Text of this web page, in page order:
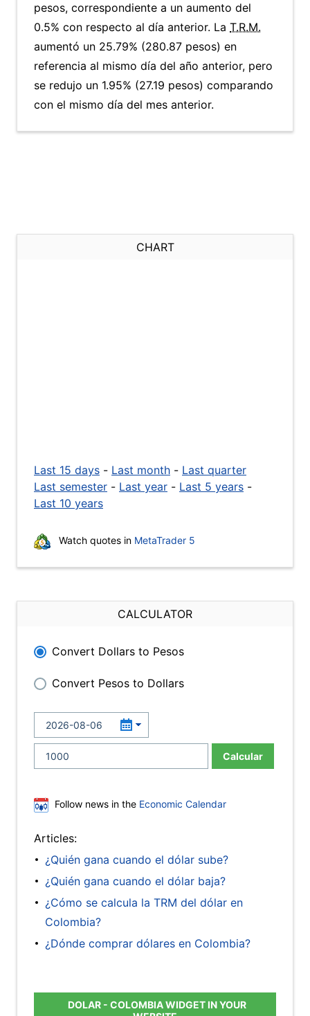
pesos, correspondiente a un aumento del
0.5% con respecto al día anterior. La T.R.M.
aumentó un 25.79% (280.87 pesos) en
referencia al mismo día del año anterior, pero
se redujo un 1.95% (27.19 pesos) comparando
con el mismo día del mes anterior.
CHART
Last 15 days - Last month - Last quarter
Last semester - Last year - Last 5 years -
Last 10 years
Watch quotes in MetaTrader 5
CALCULATOR
Convert Dollars to Pesos
Convert Pesos to Dollars
Calcular
Follow news in the Economic Calendar
Articles:
¿Quién gana cuando el dólar sube?
¿Quién gana cuando el dólar baja?
¿Cómo se calcula la TRM del dólar en
Colombia?
¿Dónde comprar dólares en Colombia?
DOLAR - COLOMBIA WIDGET IN YOUR